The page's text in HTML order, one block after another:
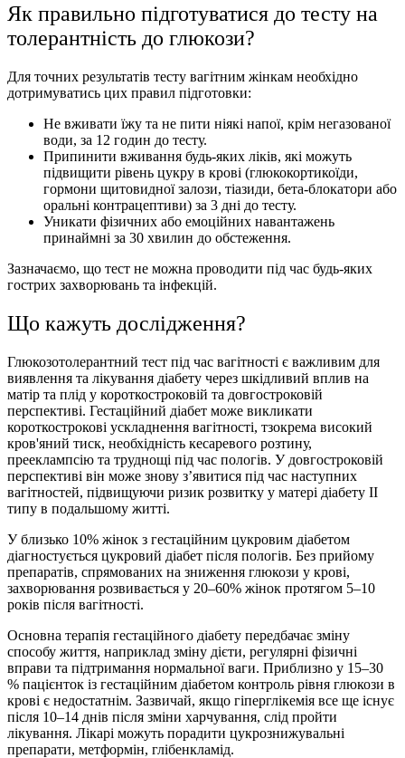
Як правильно підготуватися до тесту на
толерантність до глюкози?
Для точних результатів тесту вагітним жінкам необхідно
дотримуватись цих правил підготовки:
Не вживати їжу та не пити ніякі напої, крім негазованої
води, за 12 годин до тесту.
Припинити вживання будь-яких ліків, які можуть
підвищити рівень цукру в крові (глюкокортикоїди,
гормони щитовидної залози, тіазиди, бета-блокатори або
оральні контрацептиви) за 3 дні до тесту.
Уникати фізичних або емоційних навантажень
принаймні за 30 хвилин до обстеження.
Зазначаємо, що тест не можна проводити під час будь-яких
гострих захворювань та інфекцій.
Що кажуть дослідження?
Глюкозотолерантний тест під час вагітності є важливим для
виявлення та лікування діабету через шкідливий вплив на
матір та плід у короткостроковій та довгостроковій
перспективі. Гестаційний діабет може викликати
короткострокові ускладнення вагітності, тзокрема високий
кров'яний тиск, необхідність кесаревого розтину,
прееклампсію та труднощі під час пологів. У довгостроковій
перспективі він може знову з’явитися під час наступних
вагітностей, підвищуючи ризик розвитку у матері діабету ІІ
типу в подальшому житті.
У близько 10% жінок з гестаційним цукровим діабетом
діагностується цукровий діабет після пологів. Без прийому
препаратів, спрямованих на зниження глюкози у крові,
захворювання розвивається у 20–60% жінок протягом 5–10
років після вагітності.
Основна терапія гестаційного діабету передбачає зміну
способу життя, наприклад зміну дієти, регулярні фізичні
вправи та підтримання нормальної ваги. Приблизно у 15–30
% пацієнток із гестаційним діабетом контроль рівня глюкози в
крові є недостатнім. Зазвичай, якщо гіперглікемія все ще існує
після 10–14 днів після зміни харчування, слід пройти
лікування. Лікарі можуть порадити цукрознижувальні
препарати, метформін, глібенкламід.